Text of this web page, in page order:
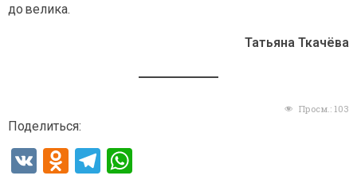
до велика.
Татьяна Ткачёва
Просм.: 103
Поделиться:
V
O
T